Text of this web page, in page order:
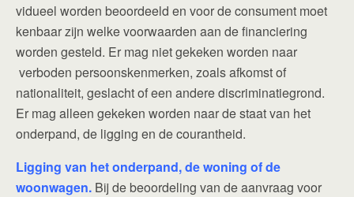
vidueel worden beoordeeld en voor de consument moet
kenbaar zijn welke voorwaarden aan de financiering
worden gesteld. Er mag niet gekeken worden naar
verboden persoonskenmerken, zoals afkomst of
nationaliteit, geslacht of een andere discriminatiegrond.
Er mag alleen gekeken worden naar de staat van het
onderpand, de ligging en de courantheid.
Ligging van het onderpand, de woning of de
woonwagen. Bij de beoordeling van de aanvraag voor